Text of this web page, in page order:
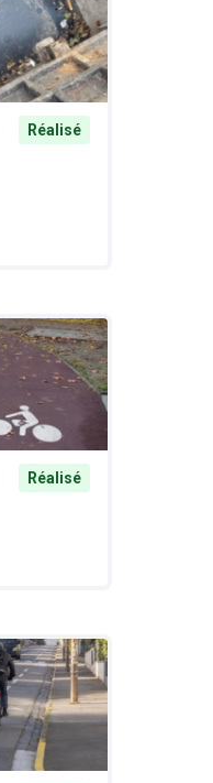
Réalisé
Réalisé